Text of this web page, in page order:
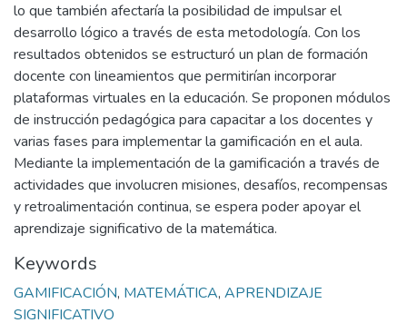
lo que también afectaría la posibilidad de impulsar el
desarrollo lógico a través de esta metodología. Con los
resultados obtenidos se estructuró un plan de formación
docente con lineamientos que permitirían incorporar
plataformas virtuales en la educación. Se proponen módulos
de instrucción pedagógica para capacitar a los docentes y
varias fases para implementar la gamificación en el aula.
Mediante la implementación de la gamificación a través de
actividades que involucren misiones, desafíos, recompensas
y retroalimentación continua, se espera poder apoyar el
aprendizaje significativo de la matemática.
Keywords
GAMIFICACIÓN, MATEMÁTICA, APRENDIZAJE
SIGNIFICATIVO